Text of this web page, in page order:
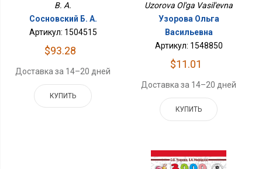
B. A.
Сосновский Б. А.
Артикул: 1504515
$93.28
Доставка за 14–20 дней
КУПИТЬ
Uzorova Ol'ga Vasil'evna
Узорова Ольга
Васильевна
Артикул: 1548850
$11.01
Доставка за 14–20 дней
КУПИТЬ